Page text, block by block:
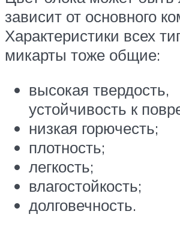
зависит от основного
Характеристики всех
микарты тоже общие:
высокая твердость,
устойчивость к
низкая горючесть;
плотность;
легкость;
влагостойкость;
долговечность.